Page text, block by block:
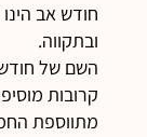
חודש אב
ובתקווה.
השם של
קרובות
מתווספת